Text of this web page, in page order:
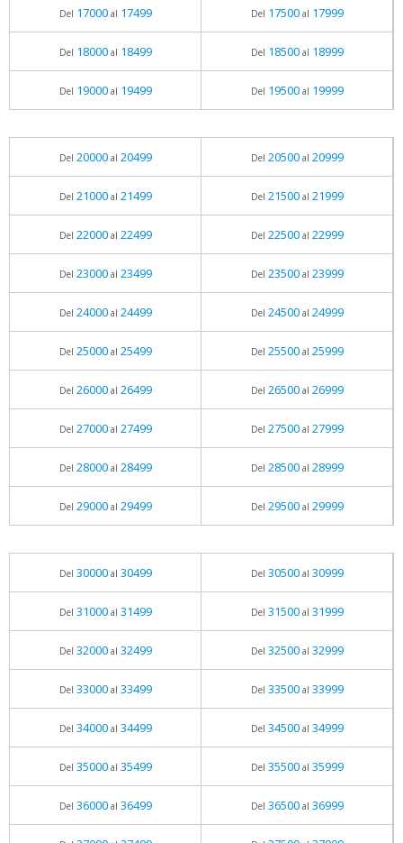
Del 17000al 17499 Del 17500al 17999
Del 18000al 18499 Del 18500al 18999
Del 19000al 19499 Del 19500al 19999
Del 20000al 20499 Del 20500al 20999
Del 21000al 21499 Del 21500al 21999
Del 22000al 22499 Del 22500al 22999
Del 23000al 23499 Del 23500al 23999
Del 24000al 24499 Del 24500al 24999
Del 25000al 25499 Del 25500al 25999
Del 26000al 26499 Del 26500al 26999
Del 27000al 27499 Del 27500al 27999
Del 28000al 28499 Del 28500al 28999
Del 29000al 29499 Del 29500al 29999
Del 30000al 30499 Del 30500al 30999
Del 31000al 31499 Del 31500al 31999
Del 32000al 32499 Del 32500al 32999
Del 33000al 33499 Del 33500al 33999
Del 34000al 34499 Del 34500al 34999
Del 35000al 35499 Del 35500al 35999
Del 36000al 36499 Del 36500al 36999